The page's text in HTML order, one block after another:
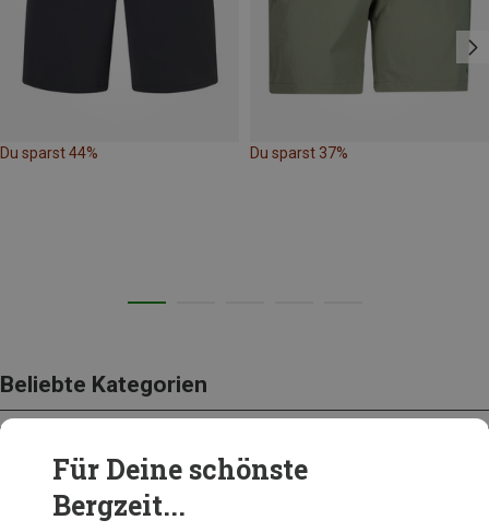
Du sparst 44% Du sparst 37%
Beliebte Kategorien
BEKLEIDUNG
Für Deine schönste
Bergzeit...